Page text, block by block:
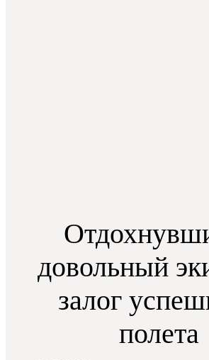
довольный
залог
полета